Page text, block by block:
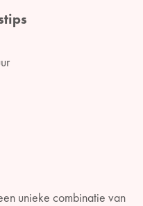
unieke combinatie van